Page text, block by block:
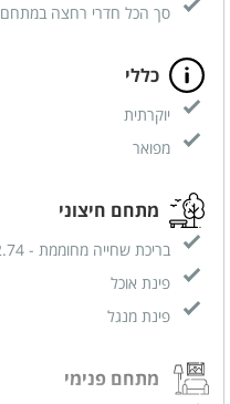
סך הכל חדרי רחצה במתחם 2
כללי
יוקרתית
מפואר
מתחם חיצוני
בריכת שחייה מחוממת - 5.50x2.74 - עומק 1.30
פינת אוכל
פינת מנגל
מתחם פנימי